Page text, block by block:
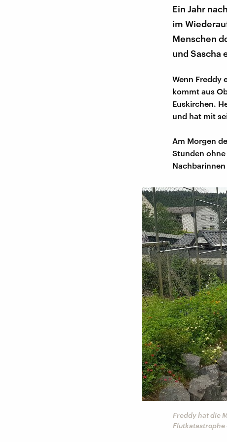
Ein Jahr
im
Menschen
und Sascha
Wenn Freddy
kommt aus
Euskirchen.
und hat mit
Am Morgen
Stunden
Freddy hat die
Flutkatastrophe